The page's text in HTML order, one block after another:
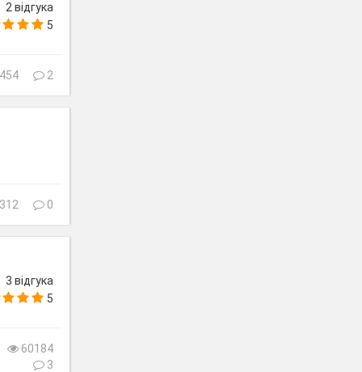
2 відгука
5
2
0
3 відгука
5
60184
3